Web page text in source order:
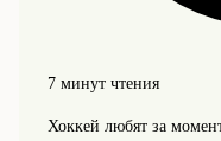
7 минут чтения
Хоккей любят за